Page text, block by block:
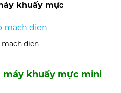
khuấy mực
mach dien
máy khuấy mực mini